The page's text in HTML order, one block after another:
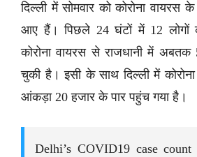
दिल्ली में सोमवार को कोरोना वायरस
आए हैं। पिछले 24 घंटों में 12 लोगों
कोरोना वायरस से राजधानी में अबतक
चुकी है। इसी के साथ दिल्ली में
आंकड़ा 20 हजार के पार पहुंच गया है।
Delhi’s COVID19 case